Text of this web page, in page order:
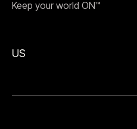
Keep your world ON™
US